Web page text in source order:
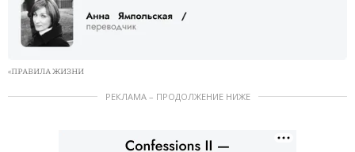
«ПРАВИЛА ЖИЗНИ
РЕКЛАМА – ПРОДОЛЖЕНИЕ НИЖЕ